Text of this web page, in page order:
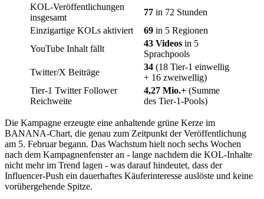
KOL-Veröffentlichungen
insgesamt
77 in 72 Stunden
Einzigartige KOLs aktiviert
69 in 5 Regionen
YouTube Inhalt fällt
43 Videos in 5
Sprachpools
Twitter/X Beiträge
34 (18 Tier-1 einwellig
+ 16 zweiwellig)
Tier-1 Twitter Follower
Reichweite
4,27 Mio.+ (Summe
des Tier-1-Pools)
Die Kampagne erzeugte eine anhaltende grüne Kerze im
BANANA-Chart, die genau zum Zeitpunkt der Veröffentlichung
am 5. Februar begann. Das Wachstum hielt noch sechs Wochen
nach dem Kampagnenfenster an - lange nachdem die KOL-Inhalte
nicht mehr im Trend lagen - was darauf hindeutet, dass der
Influencer-Push ein dauerhaftes Käuferinteresse auslöste und keine
vorübergehende Spitze.